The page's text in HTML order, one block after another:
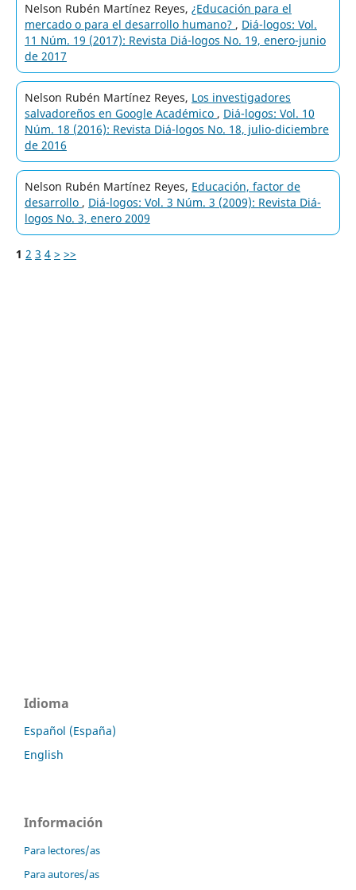
Nelson Rubén Martínez Reyes, ¿Educación para el
mercado o para el desarrollo humano? , Diá-logos: Vol.
11 Núm. 19 (2017): Revista Diá-logos No. 19, enero-junio
de 2017
Nelson Rubén Martínez Reyes, Los investigadores
salvadoreños en Google Académico , Diá-logos: Vol. 10
Núm. 18 (2016): Revista Diá-logos No. 18, julio-diciembre
de 2016
Nelson Rubén Martínez Reyes, Educación, factor de
desarrollo , Diá-logos: Vol. 3 Núm. 3 (2009): Revista Diá-
logos No. 3, enero 2009
1 2 3 4 > >>
Idioma
Español (España)
English
Información
Para lectores/as
Para autores/as